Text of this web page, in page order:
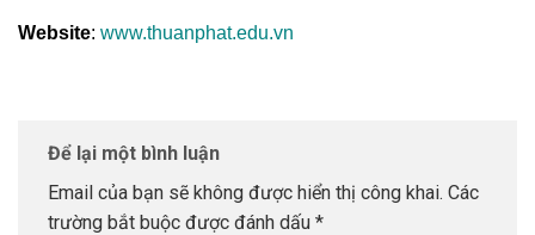
Website: www.thuanphat.edu.vn
Để lại một bình luận
Email của bạn sẽ không được hiển thị công khai. Các
trường bắt buộc được đánh dấu *